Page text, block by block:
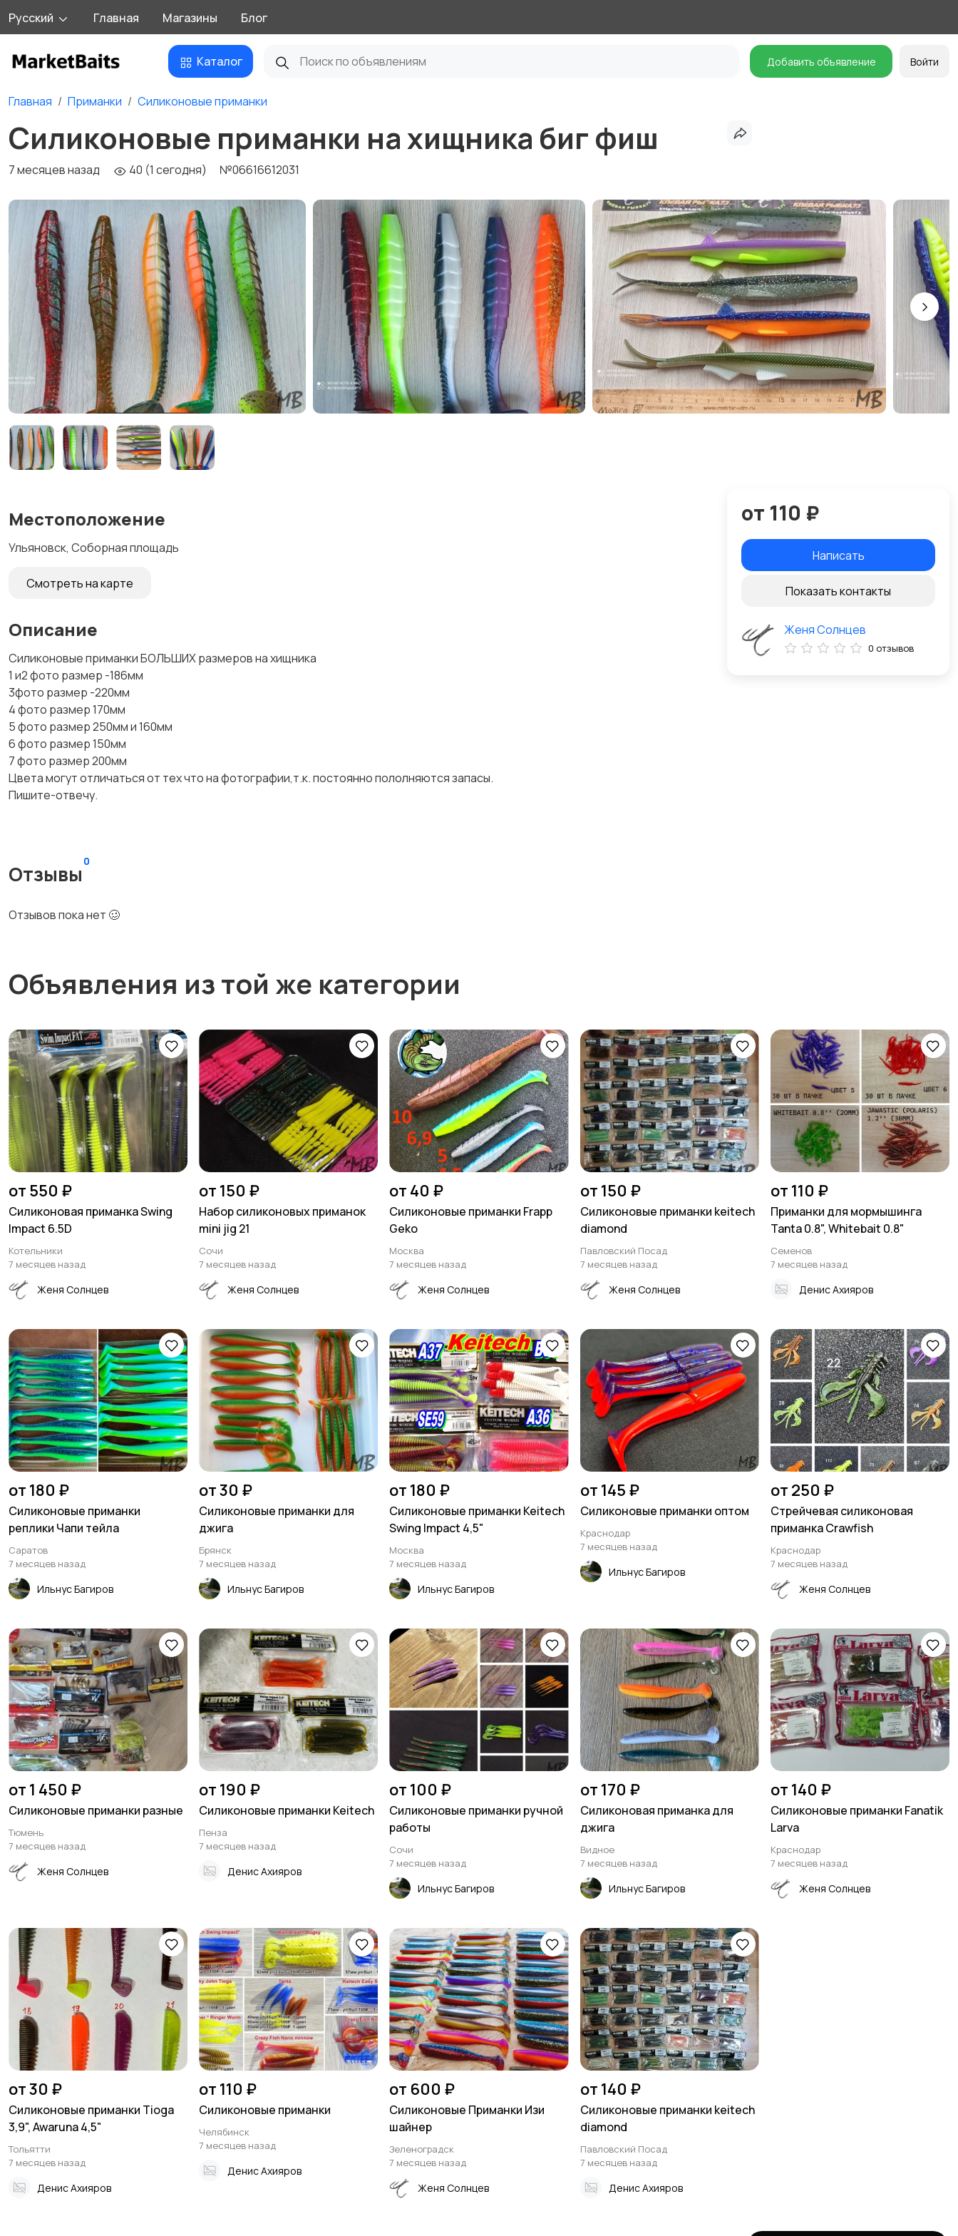
Русский Главная Магазины Блог
Каталог Добавить объявление Войти
Главная Приманки Силиконовые приманки
Силиконовые приманки на хищника биг фиш
7 месяцев назад 40 (1 сегодня) №06616612031
Местоположение
Ульяновск, Соборная площадь
Смотреть на карте
Описание
Силиконовые приманки БОЛЬШИХ размеров на хищника
1 и2 фото размер -186мм
3фото размер -220мм
4 фото размер 170мм
5 фото размер 250мм и 160мм
6 фото размер 150мм
7 фото размер 200мм
Цвета могут отличаться от тех что на фотографии,т.к. постоянно пололняются запасы.
Пишите-отвечу.
Отзывы
0
Отзывов пока нет 🥴
от 110 ₽
Написать
Показать контакты
Женя Солнцев
0 отзывов
Объявления из той же категории
от 550 ₽
Силиконовая приманка Swing
Impact 6.5D
Котельники
7 месяцев назад
Женя Солнцев
от 150 ₽
Набор силиконовых приманок
mini jig 21
Сочи
7 месяцев назад
Женя Солнцев
от 40 ₽
Силиконовые приманки Frapp
Geko
Москва
7 месяцев назад
Женя Солнцев
от 150 ₽
Силиконовые приманки keitech
diamond
Павловский Посад
7 месяцев назад
Женя Солнцев
от 110 ₽
Приманки для мормышинга
Tanta 0.8", Whitebait 0.8"
Семенов
7 месяцев назад
Денис Ахияров
от 180 ₽
Силиконовые приманки
реплики Чапи тейла
Саратов
7 месяцев назад
Ильнус Багиров
от 30 ₽
Силиконовые приманки для
джига
Брянск
7 месяцев назад
Ильнус Багиров
от 180 ₽
Силиконовые приманки Keitech
Swing Impact 4,5"
Москва
7 месяцев назад
Ильнус Багиров
от 145 ₽
Силиконовые приманки оптом
Краснодар
7 месяцев назад
Ильнус Багиров
от 250 ₽
Стрейчевая силиконовая
приманка Crawfish
Краснодар
7 месяцев назад
Женя Солнцев
от 1 450 ₽
Силиконовые приманки разные
Тюмень
7 месяцев назад
Женя Солнцев
от 190 ₽
Силиконовые приманки Keitech
Пенза
7 месяцев назад
Денис Ахияров
от 100 ₽
Силиконовые приманки ручной
работы
Сочи
7 месяцев назад
Ильнус Багиров
от 170 ₽
Силиконовая приманка для
джига
Видное
7 месяцев назад
Ильнус Багиров
от 140 ₽
Силиконовые приманки Fanatik
Larva
Краснодар
7 месяцев назад
Женя Солнцев
от 30 ₽
Силиконовые приманки Tioga
3,9", Awaruna 4,5"
Тольятти
7 месяцев назад
Денис Ахияров
от 110 ₽
Силиконовые приманки
Челябинск
7 месяцев назад
Денис Ахияров
от 600 ₽
Силиконовые Приманки Изи
шайнер
Зеленоградск
7 месяцев назад
Женя Солнцев
от 140 ₽
Силиконовые приманки keitech
diamond
Павловский Посад
7 месяцев назад
Денис Ахияров